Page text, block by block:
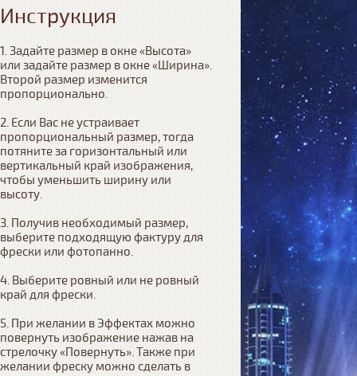
Инструкция
1. Задайте размер в окне «Высота»
или задайте размер в окне «Ширина».
Второй размер изменится
пропорционально.
2. Если Вас не устраивает
пропорциональный размер, тогда
потяните за горизонтальный или
вертикальный край изображения,
чтобы уменьшить ширину или
высоту.
3. Получив необходимый размер,
выберите подходящую фактуру для
фрески или фотопанно.
4. Выберите ровный или не ровный
край для фрески.
5. При желании в Эффектах можно
повернуть изображение нажав на
стрелочку «Повернуть». Также при
желании фреску можно сделать в